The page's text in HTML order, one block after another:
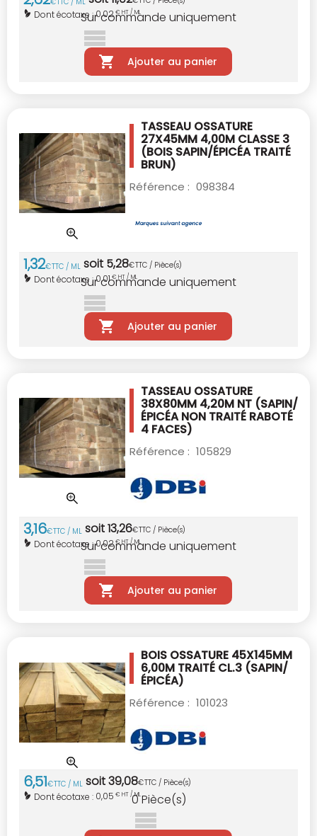
Dont écotaxe :0,02€ HT / ML
Sur commande uniquement
Ajouter au panier
TASSEAU OSSATURE
27X45MM 4,00M CLASSE 3
(BOIS SAPIN/ÉPICÉA TRAITÉ
BRUN)
Référence : 098384
1,32€TTC / ML soit 5,28€TTC / Pièce(s)
Dont écotaxe :0,01€ HT / ML
Sur commande uniquement
Ajouter au panier
TASSEAU OSSATURE
38X80MM 4,20M NT (SAPIN/
ÉPICÉA NON TRAITÉ RABOTÉ
4 FACES)
Référence : 105829
3,16€TTC / ML soit13,26€TTC / Pièce(s)
Dont écotaxe :0,02€ HT / ML
Sur commande uniquement
Ajouter au panier
BOIS OSSATURE 45X145MM
6,00M TRAITÉ CL.3 (SAPIN/
ÉPICÉA)
Référence : 101023
6,51€TTC / ML soit39,08€TTC / Pièce(s)
Dont écotaxe : 0,05 € HT / ML
0Pièce(s)